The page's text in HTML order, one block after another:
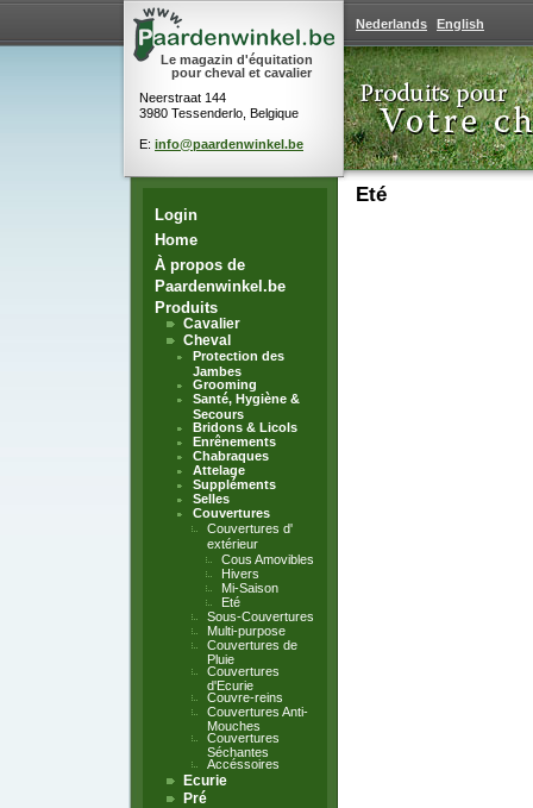
Le magazin d'équitation
pour cheval et cavalier
Neerstraat 144
3980 Tessenderlo, Belgique
E: info@paardenwinkel.be
Login
Home
À propos de
Paardenwinkel.be
Produits
Cavalier
Cheval
Protection des
Jambes
Grooming
Santé, Hygiène &
Secours
Bridons & Licols
Enrênements
Chabraques
Attelage
Suppléments
Selles
Couvertures
Couvertures d'
extérieur
Cous Amovibles
Hivers
Mi-Saison
Eté
Sous-Couvertures
Multi-purpose
Couvertures de
Pluie
Couvertures
d'Ecurie
Couvre-reins
Couvertures Anti-
Mouches
Couvertures
Séchantes
Accéssoires
Ecurie
Pré
Nederlands English
Eté